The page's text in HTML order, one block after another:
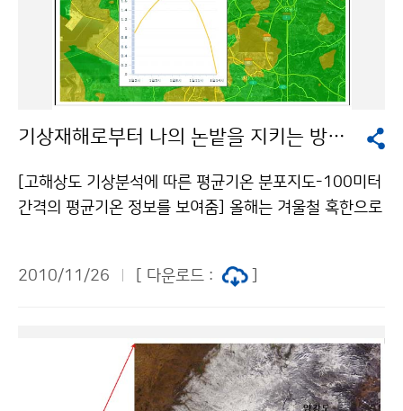
우수상, 장려상 등의 포상도 함께 진행되어 연구원들의 사
기진작과 향후 연구개발사업의 성과도출을 위한 좋은 자
극제가 되었다. 향후 국립기상연구소에서는 미래 기상업
무 발전과 세계 일류의 기상연구업무 수행 능력 확보를 위
해 지속적인 노력을 할 것이며, 더불어 기상청의 업무수행
화하여 국민들에게 제공되는 기상정보의 수준을 더욱 높
일 수 있도록 꾸준히 노력해 나갈 것이다. 문의 국립기상
리" 출처표시-상업적이용금지 조건에 따라 이용 할 수 있
공의 고도장(화살표 : 상층 대기 흐름)] ▲ 전 망 12월 중
순까지는 상층의 흐름이 황사 발원지에서 우리나라 쪽으
로 향하는 형태가 지속될 것으로 예상되어, 발원지에서 황
사가 발생할 경우 우리나라로 유입될 가능성이 높겠으나,
발생 가능성이 낮아질 수 있으므로 앞으로 발표되는 기상
1-0473기상청 이(가) 창작한 11월 잦은 황사 원인은 ?
저작물은 "공공누리" 출처표시-상업적이용금지 조건에
기상재해로부터 나의 논밭을 지키는 방법은?
[고해상도 기상분석에 따른 평균기온 분포지도-100미터
간격의 평균기온 정보를 보여줌] 올해는 겨울철 혹한으로
에 큰 피해가 발생하였다. 이러한 이상기상 현상은 앞으로
여 100미터 간격의 기온, 습도, 풍향, 풍속 분석시스템을
개발하고 시연하는 자리가 마련되었다. 국립기상연구소
2010/11/26 [ 다운로드 :